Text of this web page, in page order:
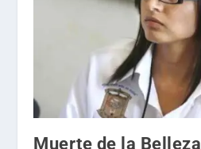
Muerte de la Belleza